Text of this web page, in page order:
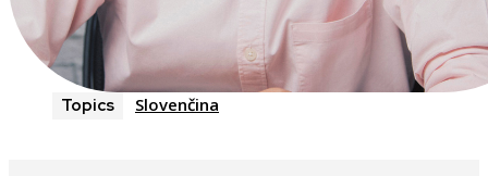
Topics Slovenčina